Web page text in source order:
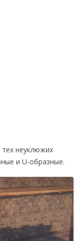
неуклюжих
и U-образные.